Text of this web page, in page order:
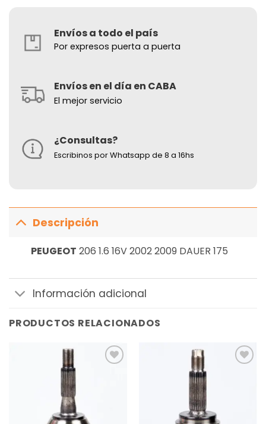
Envíos a todo el país
Por expresos puerta a puerta
Envíos en el día en CABA
El mejor servicio
¿Consultas?
Escribinos por Whatsapp de 8 a 16hs
Descripción
PEUGEOT 206 1.6 16V 2002 2009 DAUER 175
Información adicional
PRODUCTOS RELACIONADOS